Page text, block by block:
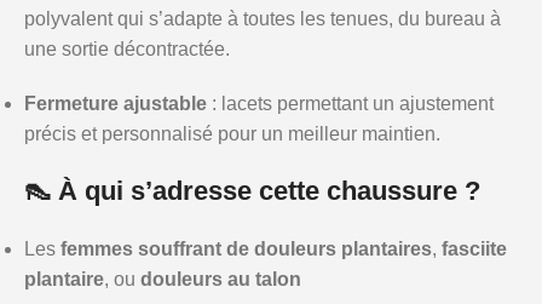
polyvalent qui s’adapte à toutes les tenues, du bureau à
une sortie décontractée.
Fermeture ajustable : lacets permettant un ajustement
précis et personnalisé pour un meilleur maintien.
👠 À qui s’adresse cette chaussure ?
Les femmes souffrant de douleurs plantaires, fasciite
plantaire, ou douleurs au talon